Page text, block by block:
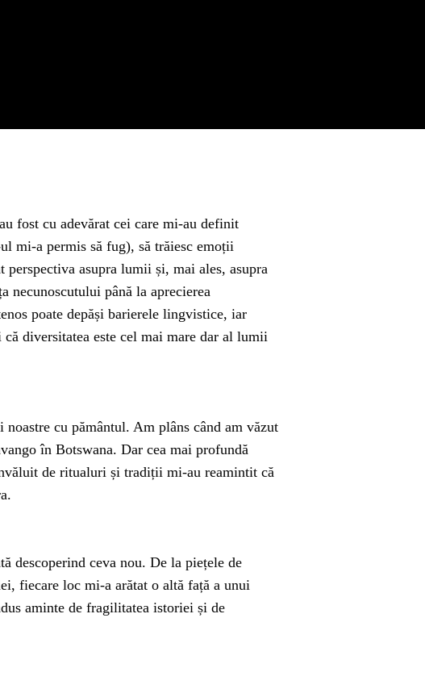
fost cu adevărat cei care mi-au definit
mi-a permis să fug), să trăiesc emoții
asupra lumii și, mai ales, asupra
necunoscutului până la aprecierea
poate depăși barierele lingvistice, iar
diversitatea este cel mai mare dar al lumii
cu pământul. Am plâns când am văzut
în Botswana. Dar cea mai profundă
de ritualuri și tradiții mi-au reamintit că
descoperind ceva nou. De la piețele de
fiecare loc mi-a arătat o altă față a unui
aminte de fragilitatea istoriei și de